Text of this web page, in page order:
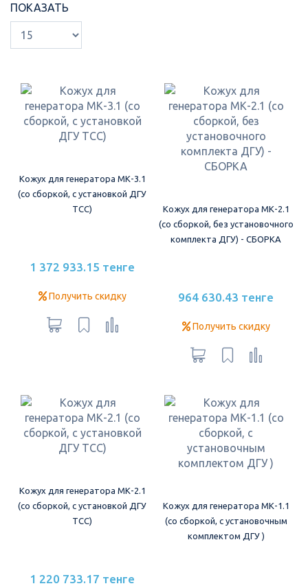
ПОКАЗАТЬ
Кожух для генератора МК-3.1
(со сборкой, с установкой ДГУ
ТСС)
1 372 933.15 тенге
Получить скидку
Кожух для генератора МК-2.1
(со сборкой, без установочного
комплекта ДГУ) - СБОРКА
964 630.43 тенге
Получить скидку
Кожух для генератора МК-2.1
(со сборкой, с установкой ДГУ
ТСС)
1 220 733.17 тенге
Кожух для генератора МК-1.1
(со сборкой, с установочным
комплектом ДГУ )